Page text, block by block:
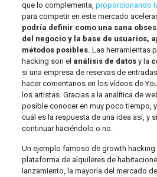
que lo complementa, proporcionando
para competir en este mercado
podría definir como una sana
del negocio y la base de usuarios,
métodos posibles. Las herramientas
hacking son el análisis de datosy la
si una empresa de reservas de
hacer comentarios en los vídeos de
los artistas. Gracias a la analítica de
posible conocer en muy poco tiempo,
cuál es la respuesta de una idea así, y
continuar haciéndolo o no.
Un ejemplo famoso de growth hacking
plataforma de alquileres de
lanzamiento, la mayoría del mercado